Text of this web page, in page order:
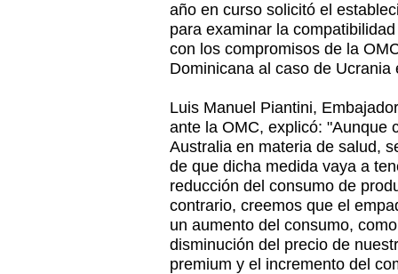
año en curso solicitó el
para examinar la
con los compromisos de la
Dominicana al caso de
Luis Manuel Piantini,
ante la OMC, explicó: "Aunque
Australia en materia de salud,
de que dicha medida vaya a
reducción del consumo de
contrario, creemos que el
un aumento del consumo,
disminución del precio de
premium y el incremento del